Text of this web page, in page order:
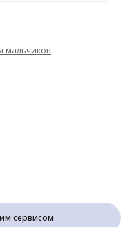
мальчиков
сервисом